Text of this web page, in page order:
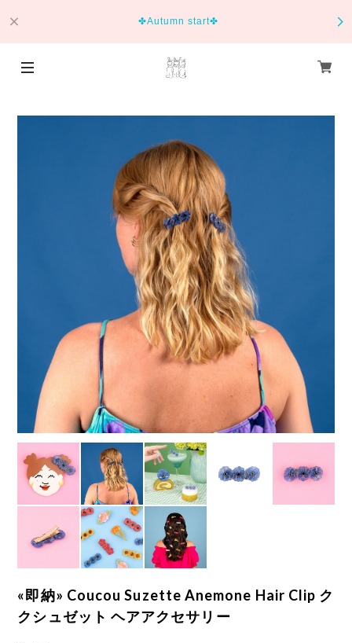
✤Autumn start✤
«即納» Coucou Suzette Anemone Hair Clip ク
クシュゼット ヘアアクセサリー